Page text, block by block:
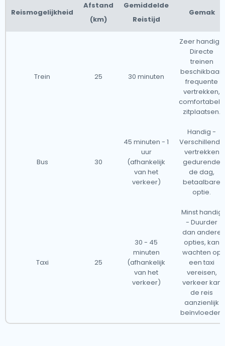
Reismogelijkheid
Afstand
(km)
Gemiddelde
Reistijd
Gemak
Trein 25 30 minuten
Zeer handig -
Directe
treinen
beschikbaar,
frequente
vertrekken,
comfortabele
zitplaatsen.
Bus 30
45 minuten - 1
uur
(afhankelijk
van het
verkeer)
Handig -
Verschillende
vertrekken
gedurende
de dag,
betaalbare
optie.
Taxi 25
30 - 45
minuten
(afhankelijk
van het
verkeer)
Minst handig
- Duurder
dan andere
opties, kan
wachten op
een taxi
vereisen,
verkeer kan
de reis
aanzienlijk
beïnvloeden.